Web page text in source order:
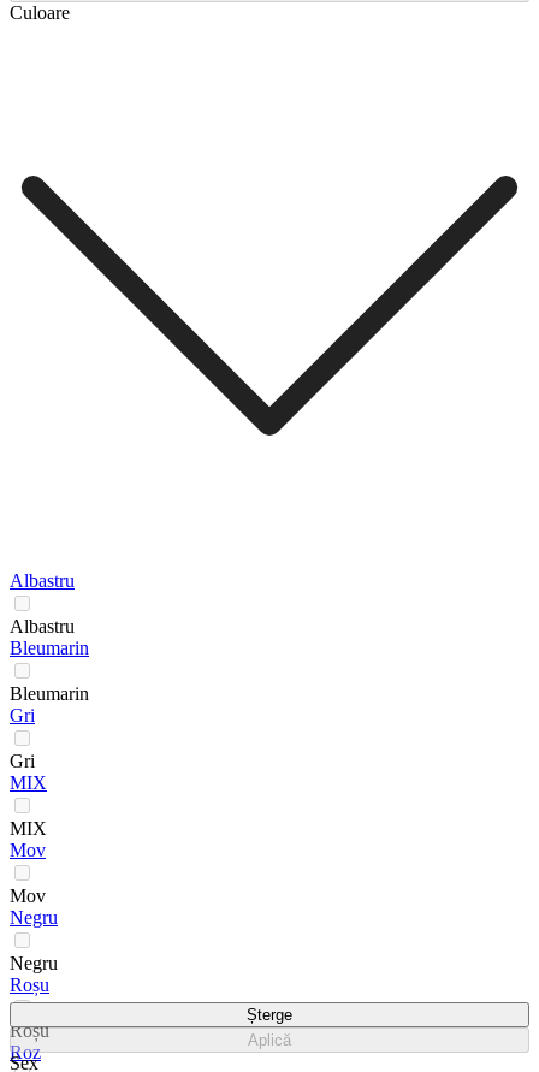
Culoare
Albastru
Albastru
Bleumarin
Bleumarin
Gri
Gri
MIX
MIX
Mov
Mov
Negru
Negru
Roșu
Roșu
Roz
Șterge
Aplică
Sex